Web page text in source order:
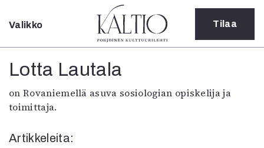
Sulje
Kategoriat
Teatteri
Valikko Tilaa
Lotta Lautala
on Rovaniemellä asuva sosiologian opiskelija ja
toimittaja.
Artikkeleita: